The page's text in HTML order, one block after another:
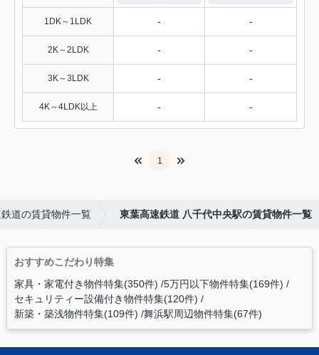
1DK～1LDK - -
2K～2LDK - -
3K～3LDK - -
4K～4LDK以上 - -
1
道の賃貸物件一覧 東葉高速鉄道 八千代中央駅の賃貸物件一覧
おすすめこだわり特集
家具・家電付き物件特集(350件) 5万円以下物件特集(169件)
セキュリティー設備付き物件特集(120件)
新築・築浅物件特集(109件) 舞浜駅周辺物件特集(67件)